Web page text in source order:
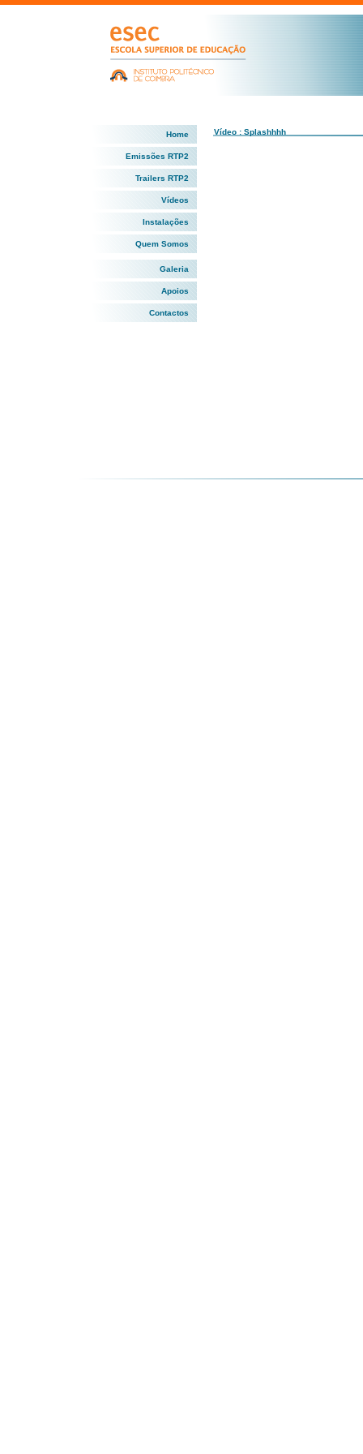
Home
Emissões RTP2
Trailers RTP2
Vídeos
Instalações
Quem Somos
Galeria
Apoios
Contactos
Vídeo : Splashhhh